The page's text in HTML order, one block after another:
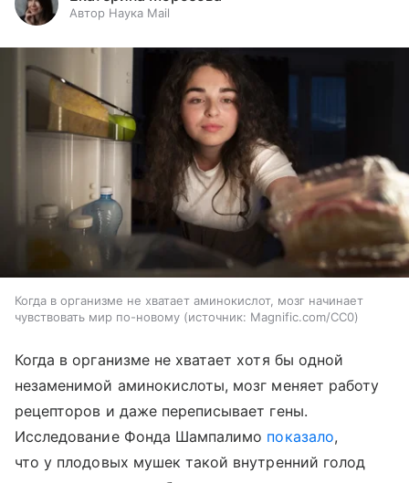
Автор Наука Mail
Когда в организме не хватает аминокислот, мозг начинает
чувствовать мир по-новому
источник: Magnific.com/CC0
Когда в организме не хватает хотя бы одной
незаменимой аминокислоты, мозг меняет работу
рецепторов и даже переписывает гены.
Исследование Фонда Шампалимо показало,
что у плодовых мушек такой внутренний голод